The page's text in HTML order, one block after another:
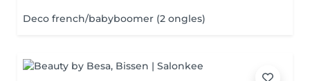
Deco french/babyboomer (2 ongles)